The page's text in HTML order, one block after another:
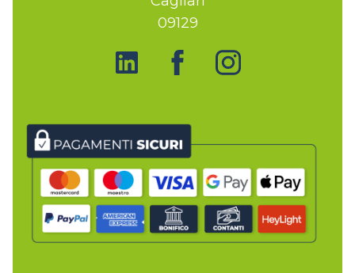
09129